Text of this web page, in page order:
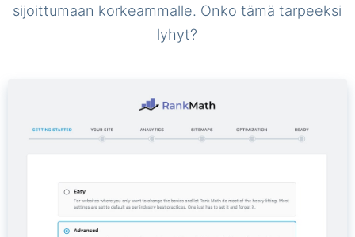
sijoittumaan korkeammalle. Onko tämä tarpeeksi
lyhyt?